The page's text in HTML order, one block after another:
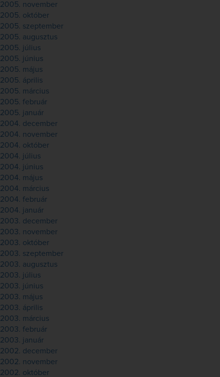
2005. november
2005. október
2005. szeptember
2005. augusztus
2005. július
2005. június
2005. május
2005. április
2005. március
2005. február
2005. január
2004. december
2004. november
2004. október
2004. július
2004. június
2004. május
2004. március
2004. február
2004. január
2003. december
2003. november
2003. október
2003. szeptember
2003. augusztus
2003. július
2003. június
2003. május
2003. április
2003. március
2003. február
2003. január
2002. december
2002. november
2002. október